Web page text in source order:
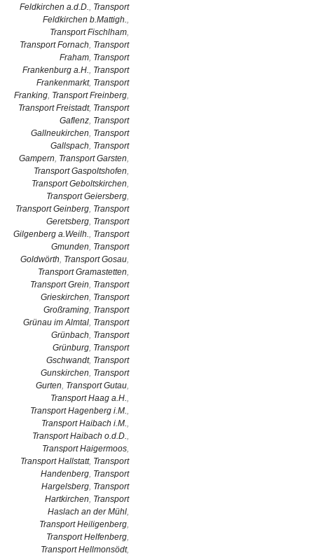
Feldkirchen a.d.D., Transport
Feldkirchen b.Mattigh.,
Transport Fischlham,
Transport Fornach, Transport
Fraham, Transport
Frankenburg a.H., Transport
Frankenmarkt, Transport
Franking, Transport Freinberg,
Transport Freistadt, Transport
Gaflenz, Transport
Gallneukirchen, Transport
Gallspach, Transport
Gampern, Transport Garsten,
Transport Gaspoltshofen,
Transport Geboltskirchen,
Transport Geiersberg,
Transport Geinberg, Transport
Geretsberg, Transport
Gilgenberg a.Weilh., Transport
Gmunden, Transport
Goldwörth, Transport Gosau,
Transport Gramastetten,
Transport Grein, Transport
Grieskirchen, Transport
Großraming, Transport
Grünau im Almtal, Transport
Grünbach, Transport
Grünburg, Transport
Gschwandt, Transport
Gunskirchen, Transport
Gurten, Transport Gutau,
Transport Haag a.H.,
Transport Hagenberg i.M.,
Transport Haibach i.M.,
Transport Haibach o.d.D.,
Transport Haigermoos,
Transport Hallstatt, Transport
Handenberg, Transport
Hargelsberg, Transport
Hartkirchen, Transport
Haslach an der Mühl,
Transport Heiligenberg,
Transport Helfenberg,
Transport Hellmonsödt,